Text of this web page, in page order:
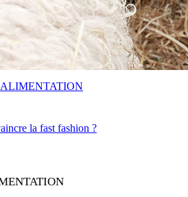
la fast fashion ?